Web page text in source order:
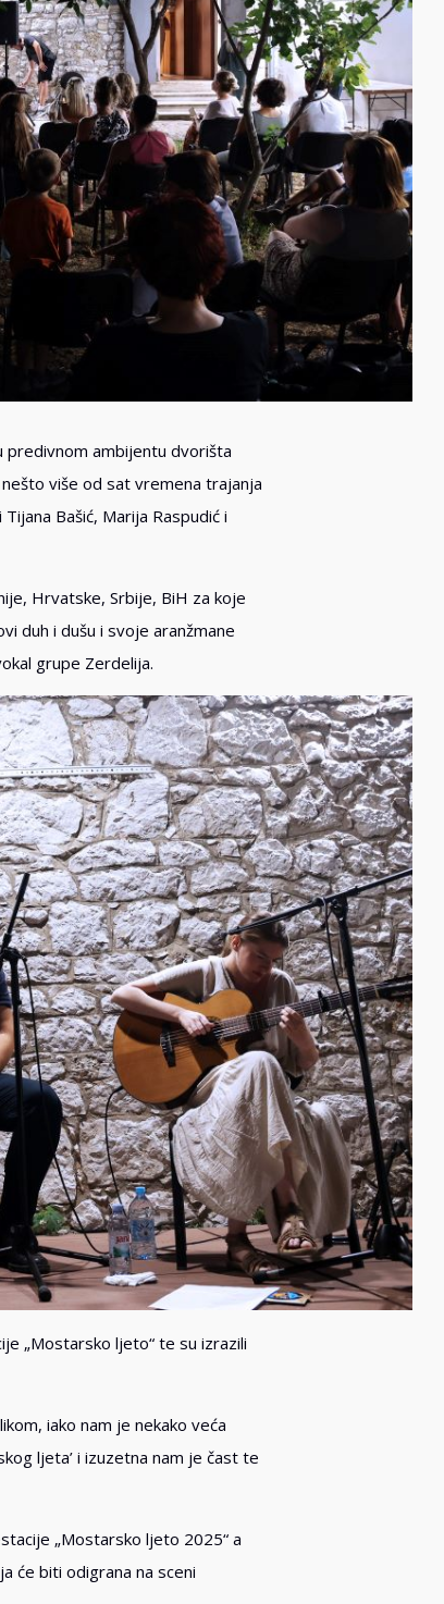
ambijentu dvorišta
više od sat vremena trajanja
Bašić, Marija Raspudić i
Hrvatske, Srbije, BiH za koje
duh i dušu i svoje aranžmane
grupe Zerdelija.
„Mostarsko ljeto“ te su izrazili
iako nam je nekako veća
ljeta’ i izuzetna nam je čast te
„Mostarsko ljeto 2025“ a
će biti odigrana na sceni